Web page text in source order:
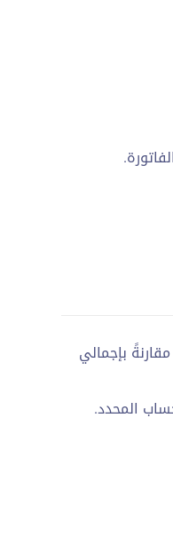
بإجمالي
المحدد.